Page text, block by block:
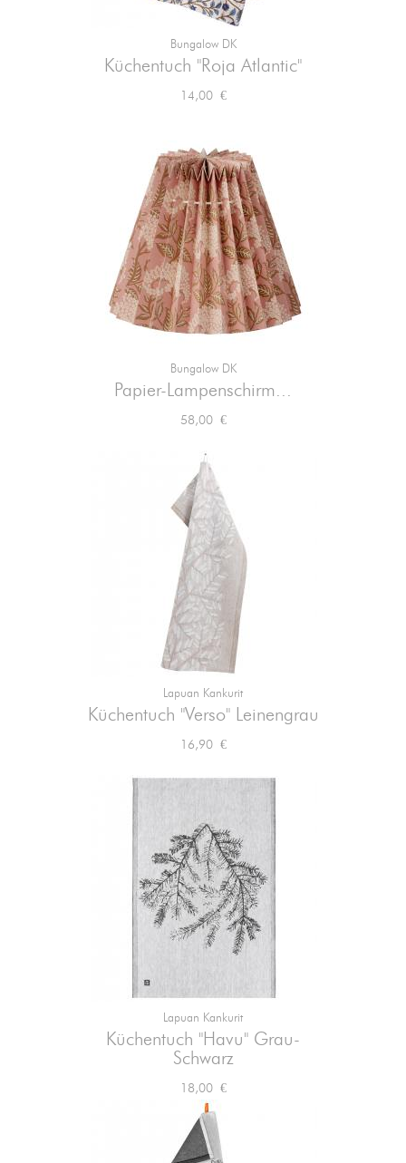
Bungalow DK
Küchentuch "Roja Atlantic"
Preis
14,00 €
Bungalow DK
Papier-Lampenschirm...
Preis
58,00 €
Lapuan Kankurit
Küchentuch "Verso" Leinengrau
Preis
16,90 €
Lapuan Kankurit
Küchentuch "Havu" Grau-
Schwarz
Preis
18,00 €